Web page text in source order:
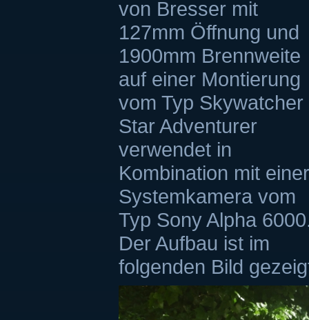
von Bresser mit
127mm Öffnung und
1900mm Brennweite
auf einer Montierung
vom Typ Skywatcher
Star Adventurer
verwendet in
Kombination mit einer
Systemkamera vom
Typ Sony Alpha
Der Aufbau ist im
folgenden Bild